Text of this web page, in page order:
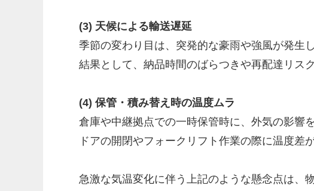
(3) 天候による輸送遅延
季節の変わり目は、突発的な豪雨や強風が発生
結果として、納品時間のばらつきや再配達リス
(4) 保管・積み替え時の温度ムラ
倉庫や中継拠点での一時保管時に、外気の影響
ドアの開閉やフォークリフト作業の際に温度
急激な気温変化に伴う上記のような懸念点は、